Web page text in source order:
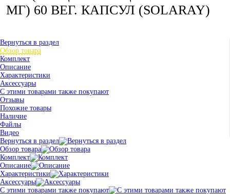
МГ) 60 ВЕГ. КАПСУЛ (SOLARAY)
Вернуться в раздел
Обзор товара
Комплект
Описание
Характеристики
Аксессуары
С этими товарами также покупают
Отзывы
Похожие товары
Наличие
Файлы
Видео
Вернуться в раздел
Обзор товара
Комплект
Описание
Характеристики
Аксессуары
С этими товарами также покупают